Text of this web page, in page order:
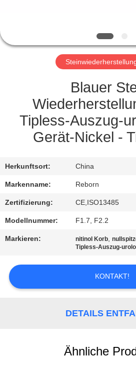
SIE
MIT
VERBINDUNG
FORDERN
EIN
ZITAT
SITEMAP
PRIVACY
POLICY
Blauer
Tipless-Auszug-
Gerät-Nickel -
Herkunftsort: China
Markenname: Reborn
Zertifizierung: CE,ISO13485
Modellnummer: F1.7, F2.2
Markieren: nitinol Korb,
Tipless-Auszug-
KONTAKT!
DETAILS
Ähnliche